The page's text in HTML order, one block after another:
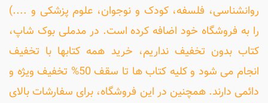
روانشناسی، فلسفه، کودک و نوجوان، علوم پزشکی و ....)
را به فروشگاه خود اضافه کرده است. در مدملی بوک شاپ،
کتاب بدون تخفیف نداریم، خرید همه کتابها با تخفیف
انجام می شود و کلیه کتاب ها تا سقف 50% تخفیف ویژه و
دائمی دارند. همچنین در این فروشگاه، برای سفارشات بالای